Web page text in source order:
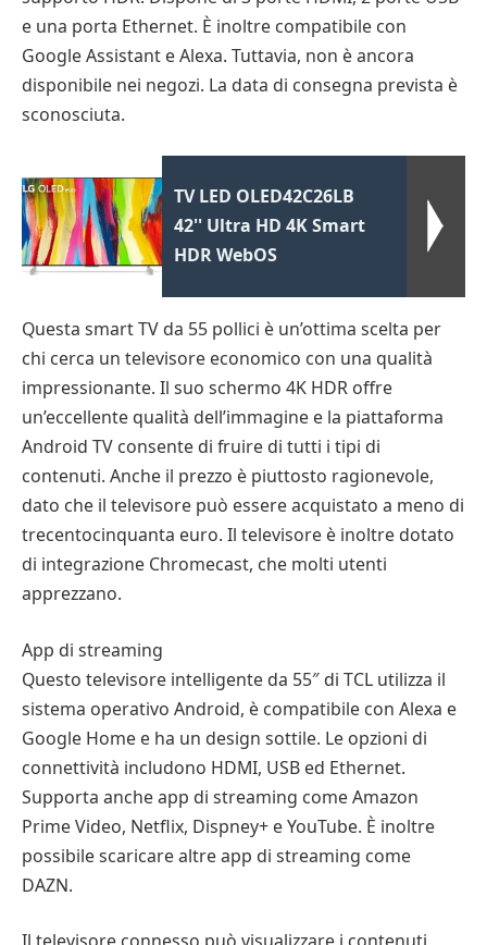
e una porta Ethernet. È inoltre compatibile con
Google Assistant e Alexa. Tuttavia, non è ancora
disponibile nei negozi. La data di consegna prevista è
sconosciuta.
TV LED OLED42C26LB
42'' Ultra HD 4K Smart
HDR WebOS
Questa smart TV da 55 pollici è un’ottima scelta per
chi cerca un televisore economico con una qualità
impressionante. Il suo schermo 4K HDR offre
un’eccellente qualità dell’immagine e la piattaforma
Android TV consente di fruire di tutti i tipi di
contenuti. Anche il prezzo è piuttosto ragionevole,
dato che il televisore può essere acquistato a meno di
trecentocinquanta euro. Il televisore è inoltre dotato
di integrazione Chromecast, che molti utenti
apprezzano.
App di streaming
Questo televisore intelligente da 55″ di TCL utilizza il
sistema operativo Android, è compatibile con Alexa e
Google Home e ha un design sottile. Le opzioni di
connettività includono HDMI, USB ed Ethernet.
Supporta anche app di streaming come Amazon
Prime Video, Netflix, Dispney+ e YouTube. È inoltre
possibile scaricare altre app di streaming come
DAZN.